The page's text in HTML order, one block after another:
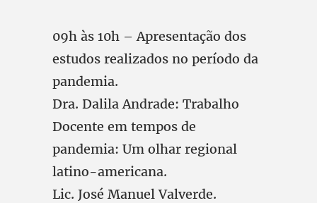
09h às 10h – Apresentação dos
estudos realizados no período da
pandemia.
Dra. Dalila Andrade: Trabalho
Docente em tempos de
pandemia: Um olhar regional
latino-americana.
Lic. José Manuel Valverde.